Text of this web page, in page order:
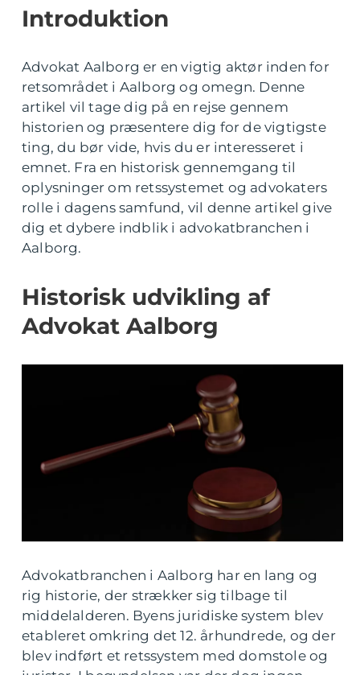
Introduktion
Advokat Aalborg er en vigtig aktør inden for
retsområdet i Aalborg og omegn. Denne
artikel vil tage dig på en rejse gennem
historien og præsentere dig for de vigtigste
ting, du bør vide, hvis du er interesseret i
emnet. Fra en historisk gennemgang til
oplysninger om retssystemet og advokaters
rolle i dagens samfund, vil denne artikel give
dig et dybere indblik i advokatbranchen i
Aalborg.
Historisk udvikling af
Advokat Aalborg
Advokatbranchen i Aalborg har en lang og
rig historie, der strækker sig tilbage til
middelalderen. Byens juridiske system blev
etableret omkring det 12. århundrede, og der
blev indført et retssystem med domstole og